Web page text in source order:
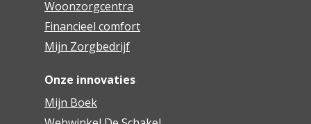
Woonzorgcentra
Financieel comfort
Mijn Zorgbedrijf
Onze innovaties
Mijn Boek